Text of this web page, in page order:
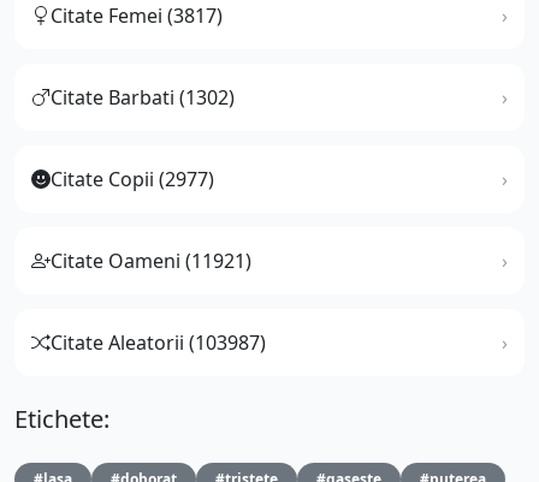
Citate Femei (3817)
Citate Barbati (1302)
Citate Copii (2977)
Citate Oameni (11921)
Citate Aleatorii (103987)
Etichete: